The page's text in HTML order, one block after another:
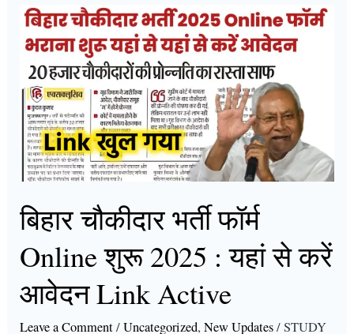
बिहार चौकीदार भर्ती फॉर्म
Online शुरू 2025 : यहां से करें
आवेदन Link Active
Leave a Comment/Uncategorized,New Updates/STUDY
बिहार
चौकीदार
भर्ती
फॉर्म
Online
शुरू
2025
:
यहां
से
करें
आवेदन
Link
Active